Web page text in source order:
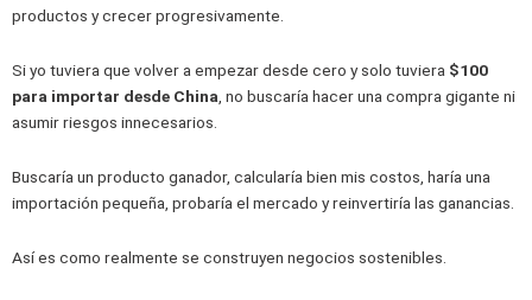
productos y crecer progresivamente.
Si yo tuviera que volver a empezar desde cero y solo tuviera $100
para importar desde China , no buscaría hacer una compra gigante ni
asumir riesgos innecesarios.
Buscaría un producto ganador, calcularía bien mis costos, haría una
importación pequeña, probaría el mercado y reinvertiría las ganancias.
Así es como realmente se construyen negocios sostenibles.